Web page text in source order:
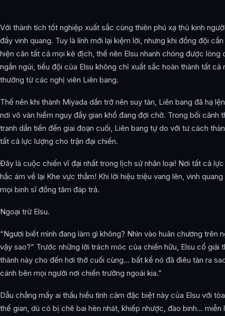
Với thành tích tốt nghiệp xuất sắc cùng thiên phú xạ thủ kinh
đầy vinh quang. Tuy là lính mới lại kiệm lời, nhưng khi đồng đội
hiện cân tất cả mọi kẻ địch, thế nên Elsu nhanh chóng được
ngắn ngủi, tiểu đội của Elsu không chỉ xuất sắc hoàn thành tất
thưởng từ các nghị viên Liên bang.
Thế nên khi thành Miyada dần trở nên suy tàn, Liên bang đã hạ
nơi vô vàn hiểm nguy đầy gian khổ đang đợi chờ. Trong bối cảnh
tranh dần tiến đến giai đoạn cuối, Liên bang tự do với tư cách
tất cả lực lượng cho trận đại chiến.
Đây là cuộc chiến vĩ đại nhất trong lịch sử nhân loại! Nơi tất cả
hắc ám về lại Khe vực thẳm! Khi lời hiệu triệu vang lên, vinh
mọi binh sĩ đồng tâm đáp trả.
Ngoại trừ Elsu.
“Ngươi biết mình đang làm gì không? Nhìn vào huân chương trên
vậy sao?” Trước những lời trách móc của chiến hữu, Elsu cố giải
thành này cho đến hơi thở cuối cùng… bất kể nó đã điêu tàn ra
cánh bên mọi người nơi chiến trường ngoài kia.”
Dẫu chẳng mấy ai thấu hiểu tình cảm đặc biệt này của Elsu với
thế gian, dù có bị chê bai hèn nhát, khiếp nhược, đào binh… miễn